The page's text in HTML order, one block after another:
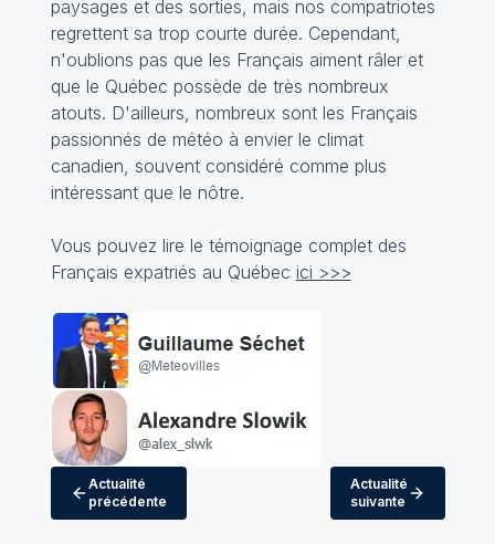
paysages et des sorties, mais nos compatriotes
regrettent sa trop courte durée. Cependant,
n'oublions pas que les Français aiment râler et
que le Québec possède de très nombreux
atouts. D'ailleurs, nombreux sont les Français
passionnés de météo à envier le climat
canadien, souvent considéré comme plus
intéressant que le nôtre.
Vous pouvez lire le témoignage complet des
Français expatriés au Québec ici >>>
Actualité
précédente
Actualité
suivante